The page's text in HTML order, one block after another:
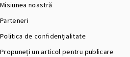
Misiunea noastră
Parteneri
Politica de confidențialitate
Propuneți un articol pentru publicare